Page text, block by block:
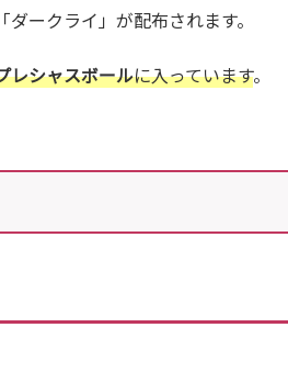
ークライ」が配布されます。
レシャスボールに入っています。